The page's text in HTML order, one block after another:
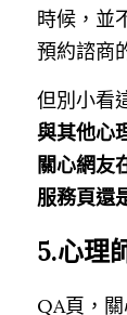
時候，並
預約諮商
但別小看
與其他心
關心網友
服務頁還
5.心理
QA頁，